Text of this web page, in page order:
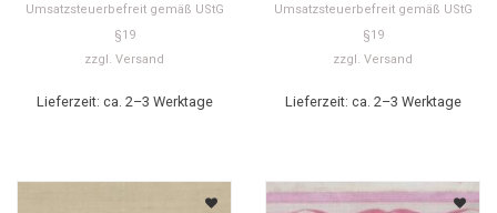
Umsatzsteuerbefreit gemäß UStG
§19
zzgl. Versand
Lieferzeit: ca. 2–3 Werktage
Umsatzsteuerbefreit gemäß UStG
§19
zzgl. Versand
Lieferzeit: ca. 2–3 Werktage